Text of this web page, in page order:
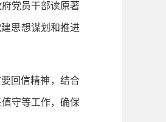
党员干部读原著
思想谋划和推进
回信精神，结合
守等工作，确保